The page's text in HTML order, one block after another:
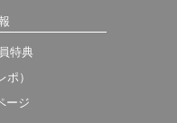
特典
）
ージ